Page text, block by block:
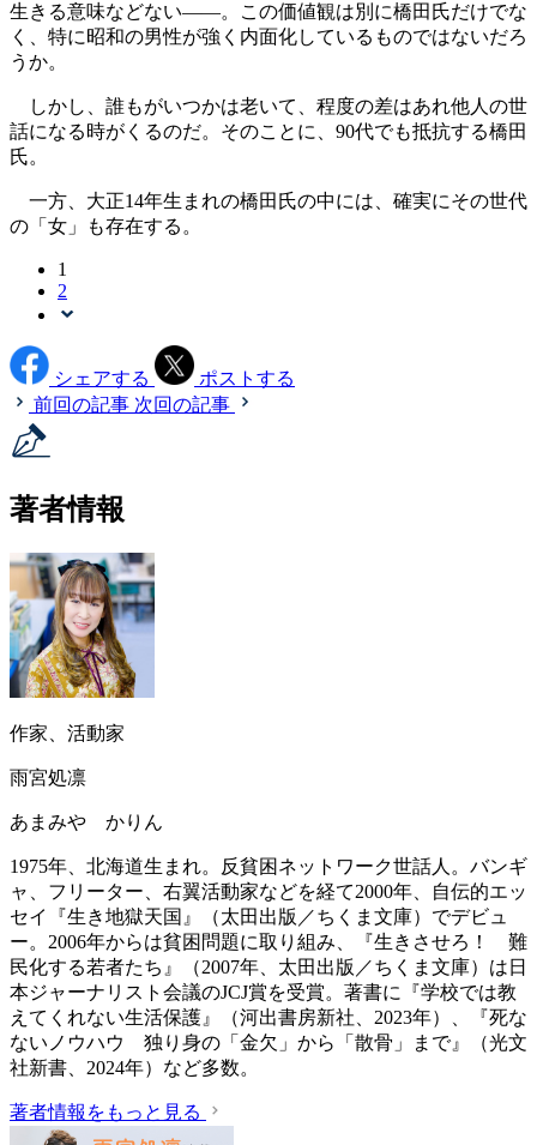
生きる意味などない――。この価値観は別に橋田氏だけでな
く、特に昭和の男性が強く内面化しているものではないだろ
うか。
しかし、誰もがいつかは老いて、程度の差はあれ他人の世
話になる時がくるのだ。そのことに、90代でも抵抗する橋田
氏。
一方、大正14年生まれの橋田氏の中には、確実にその世代
の「女」も存在する。
1
2
シェアする
ポストする
前回の記事 次回の記事
著者情報
作家、活動家
雨宮処凛
あまみや かりん
1975年、北海道生まれ。反貧困ネットワーク世話人。バンギ
ャ、フリーター、右翼活動家などを経て2000年、自伝的エッ
セイ『生き地獄天国』（太田出版／ちくま文庫）でデビュ
ー。2006年からは貧困問題に取り組み、『生きさせろ！ 難
民化する若者たち』（2007年、太田出版／ちくま文庫）は日
本ジャーナリスト会議のJCJ賞を受賞。著書に『学校では教
えてくれない生活保護』（‎河出書房新社、2023年）、『死な
ないノウハウ 独り身の「金欠」から「散骨」まで』（光文
社新書、2024年）など多数。
著者情報をもっと見る